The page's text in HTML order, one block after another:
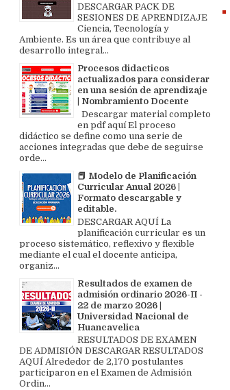
DESCARGAR PACK DE
SESIONES DE APRENDIZAJE
Ciencia, Tecnología y
Ambiente. Es un área que contribuye al
desarrollo integral...
Procesos didacticos
actualizados para considerar
en una sesión de aprendizaje
| Nombramiento Docente
Descargar material completo
en pdf aquí El proceso
didáctico se define como una serie de
acciones integradas que debe de seguirse
orde...
📕 Modelo de Planificación
Curricular Anual 2026 |
Formato descargable y
editable.
DESCARGAR AQUÍ La
planificación curricular es un
proceso sistemático, reflexivo y flexible
mediante el cual el docente anticipa,
organiz...
Resultados de examen de
admisión ordinario 2026-II -
22 de marzo 2026 |
Universidad Nacional de
Huancavelica
RESULTADOS DE EXAMEN
DE ADMISIÓN DESCARGAR RESULTADOS
AQUÍ Alrededor de 2,170 postulantes
participaron en el Examen de Admisión
Ordin...